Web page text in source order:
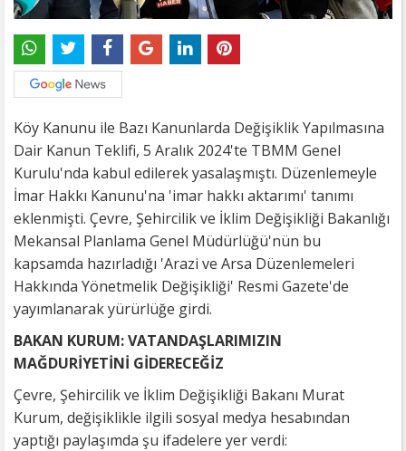
Köy Kanunu ile Bazı Kanunlarda Değişiklik Yapılmasına
Dair Kanun Teklifi, 5 Aralık 2024'te TBMM Genel
Kurulu'nda kabul edilerek yasalaşmıştı. Düzenlemeyle
İmar Hakkı Kanunu'na 'imar hakkı aktarımı' tanımı
eklenmişti. Çevre, Şehircilik ve İklim Değişikliği Bakanlığı
Mekansal Planlama Genel Müdürlüğü'nün bu
kapsamda hazırladığı 'Arazi ve Arsa Düzenlemeleri
Hakkında Yönetmelik Değişikliği' Resmi Gazete'de
yayımlanarak yürürlüğe girdi.
BAKAN KURUM: VATANDAŞLARIMIZIN
MAĞDURİYETİNİ GİDERECEĞİZ
Çevre, Şehircilik ve İklim Değişikliği Bakanı Murat
Kurum, değişiklikle ilgili sosyal medya hesabından
yaptığı paylaşımda şu ifadelere yer verdi: